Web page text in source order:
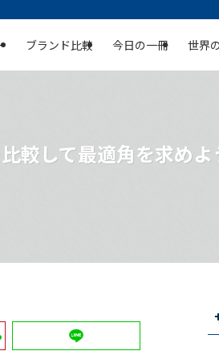
ブランド比較 今日の一冊 世界
較して最適角を求めよ